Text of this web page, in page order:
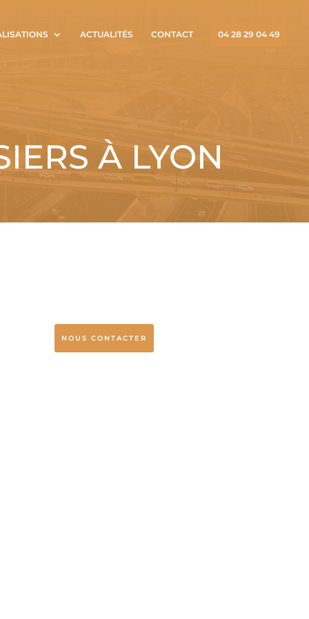
ACTUALITÉS CONTACT 04 28 29 04 49
À LYON
NOUS CONTACTER